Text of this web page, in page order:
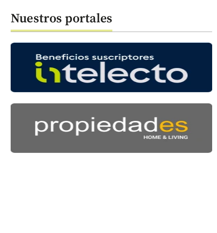
Nuestros portales